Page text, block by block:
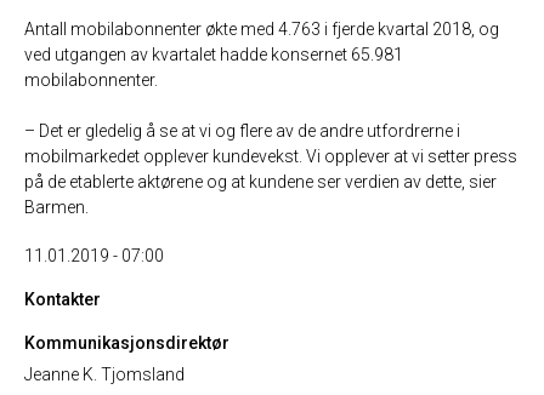
Antall mobilabonnenter økte med 4.763 i fjerde kvartal 2018, og
ved utgangen av kvartalet hadde konsernet 65.981
mobilabonnenter.
– Det er gledelig å se at vi og flere av de andre utfordrerne i
mobilmarkedet opplever kundevekst. Vi opplever at vi setter press
på de etablerte aktørene og at kundene ser verdien av dette, sier
Barmen.
11.01.2019 - 07:00
Kontakter
Kommunikasjonsdirektør
Jeanne K. Tjomsland